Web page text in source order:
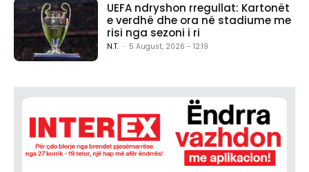
UEFA ndryshon rregullat: Kartonët
e verdhë dhe ora në stadiume me
risi nga sezoni i ri
N.T. - 5 August, 2026 - 12:19